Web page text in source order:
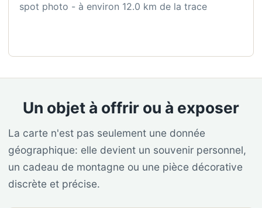
spot photo - à environ 12.0 km de la trace
Un objet à offrir ou à exposer
La carte n'est pas seulement une donnée
géographique: elle devient un souvenir personnel,
un cadeau de montagne ou une pièce décorative
discrète et précise.